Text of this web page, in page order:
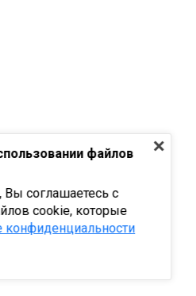
файлов
Вы соглашаетесь с
cookie, которые
конфиденциальности